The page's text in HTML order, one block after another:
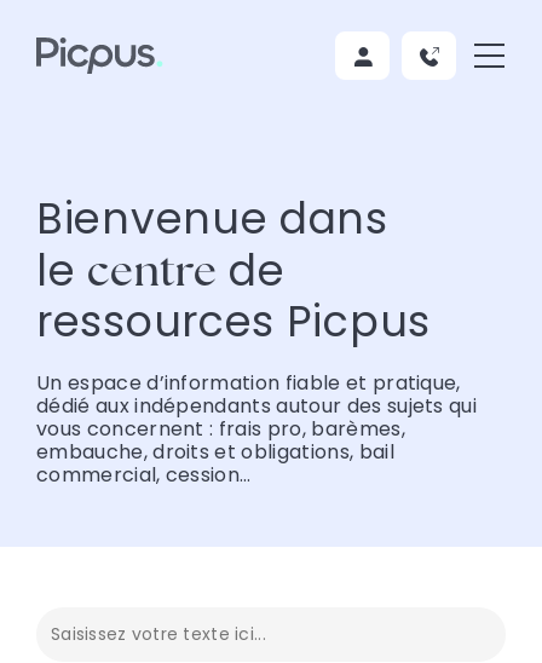
Bienvenue dans
le centre de
ressources Picpus
Un espace d’information fiable et pratique,
dédié aux indépendants autour des sujets qui
vous concernent : frais pro, barèmes,
embauche, droits et obligations, bail
commercial, cession…